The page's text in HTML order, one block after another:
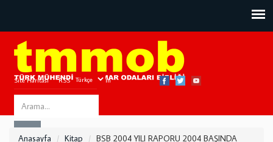
Site Haritası RSS Bize Ulaşın
Search
this
Anasayfa Kitap
BSB 2004 YILI RAPORU 2004 BAŞINDA